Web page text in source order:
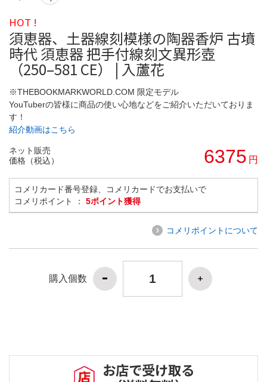
HOT !
須恵器、土器線刻模様の陶器香炉 古墳
時代 須恵器 把手付線刻文異形壺
（250–581 CE） | 入蘆花
※THEBOOKMARKWORLD.COM 限定モデル
YouTuberの皆様に商品の使い心地などをご紹介いただいておりま
す！
紹介動画はこちら
ネット販売
価格（税込）
6375 円
コメリカード番号登録、コメリカードでお支払いで
コメリポイント ： 5ポイント獲得
コメリポイントについて
購入個数
お店で受け取る